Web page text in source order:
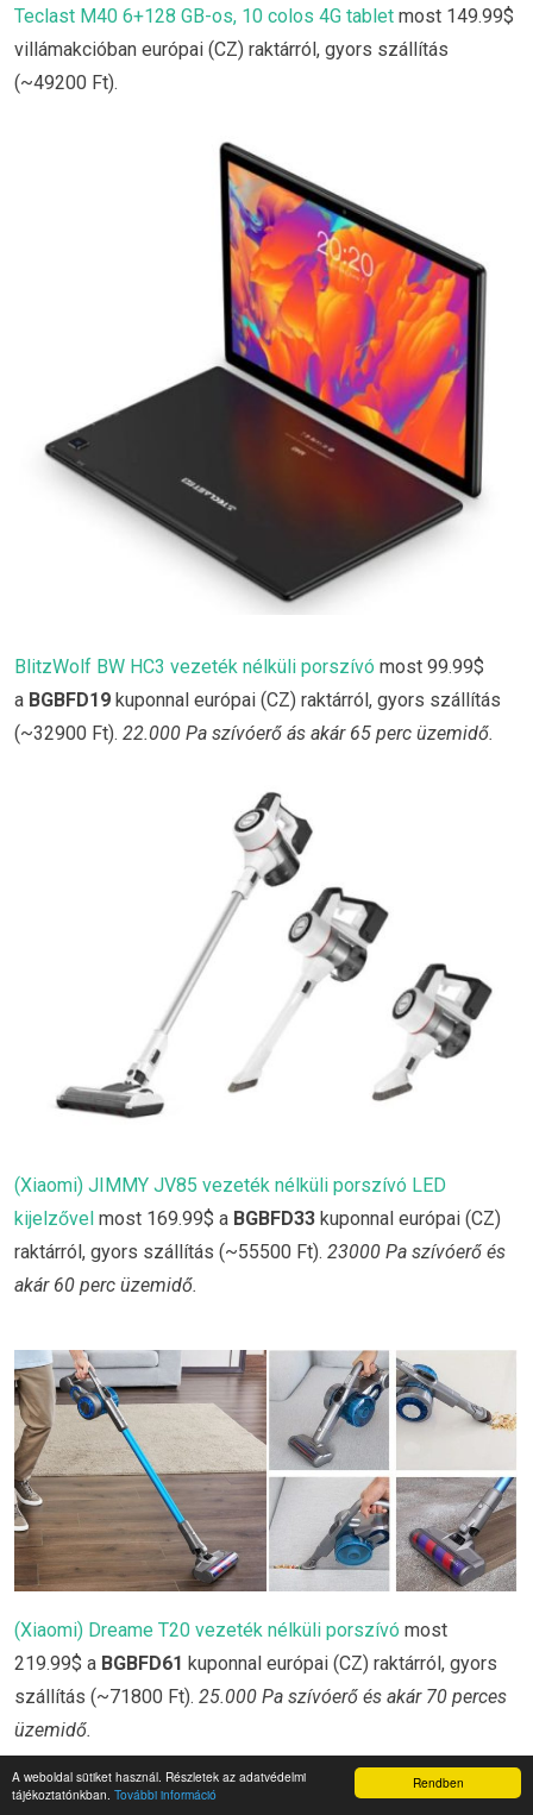
Rendben
A weboldal sütiket használ. Részletek az adatvédelmi
tájékoztatónkban. További információ
Teclast M40 6+128 GB-os, 10 colos 4G tablet most 149.99$
villámakcióban európai (CZ) raktárról, gyors szállítás
(~49200 Ft).
BlitzWolf BW HC3 vezeték nélküli porszívó most 99.99$
a BGBFD19 kuponnal európai (CZ) raktárról, gyors szállítás
(~32900 Ft). 22.000 Pa szívóerő ás akár 65 perc üzemidő.
(Xiaomi) JIMMY JV85 vezeték nélküli porszívó LED
kijelzővel most 169.99$ a BGBFD33 kuponnal európai (CZ)
raktárról, gyors szállítás (~55500 Ft). 23000 Pa szívóerő és
akár 60 perc üzemidő.
(Xiaomi) Dreame T20 vezeték nélküli porszívó most
219.99$ a BGBFD61 kuponnal európai (CZ) raktárról, gyors
szállítás (~71800 Ft). 25.000 Pa szívóerő és akár 70 perces
üzemidő.